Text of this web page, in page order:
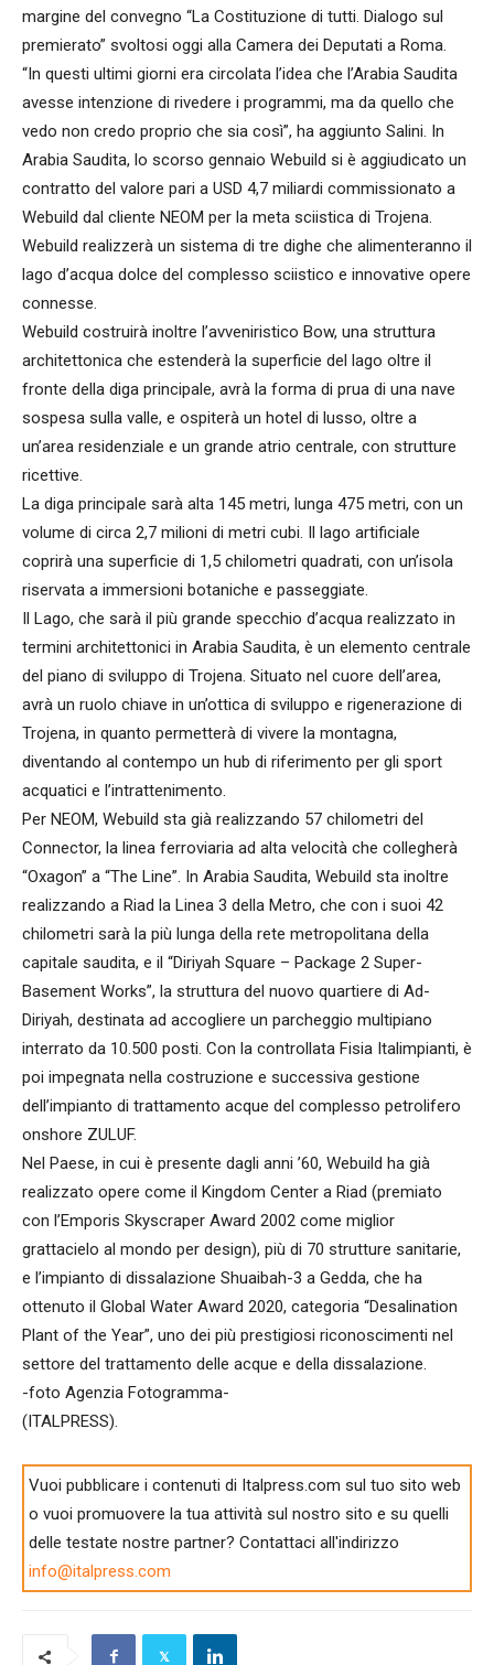
margine del convegno “La Costituzione di tutti. Dialogo sul
premierato” svoltosi oggi alla Camera dei Deputati a Roma.
“In questi ultimi giorni era circolata l’idea che l’Arabia Saudita
avesse intenzione di rivedere i programmi, ma da quello che
vedo non credo proprio che sia così”, ha aggiunto Salini. In
Arabia Saudita, lo scorso gennaio Webuild si è aggiudicato un
contratto del valore pari a USD 4,7 miliardi commissionato a
Webuild dal cliente NEOM per la meta sciistica di Trojena.
Webuild realizzerà un sistema di tre dighe che alimenteranno il
lago d’acqua dolce del complesso sciistico e innovative opere
connesse.
Webuild costruirà inoltre l’avveniristico Bow, una struttura
architettonica che estenderà la superficie del lago oltre il
fronte della diga principale, avrà la forma di prua di una nave
sospesa sulla valle, e ospiterà un hotel di lusso, oltre a
un’area residenziale e un grande atrio centrale, con strutture
ricettive.
La diga principale sarà alta 145 metri, lunga 475 metri, con un
volume di circa 2,7 milioni di metri cubi. Il lago artificiale
coprirà una superficie di 1,5 chilometri quadrati, con un’isola
riservata a immersioni botaniche e passeggiate.
Il Lago, che sarà il più grande specchio d’acqua realizzato in
termini architettonici in Arabia Saudita, è un elemento centrale
del piano di sviluppo di Trojena. Situato nel cuore dell’area,
avrà un ruolo chiave in un’ottica di sviluppo e rigenerazione di
Trojena, in quanto permetterà di vivere la montagna,
diventando al contempo un hub di riferimento per gli sport
acquatici e l’intrattenimento.
Per NEOM, Webuild sta già realizzando 57 chilometri del
Connector, la linea ferroviaria ad alta velocità che collegherà
“Oxagon” a “The Line”. In Arabia Saudita, Webuild sta inoltre
realizzando a Riad la Linea 3 della Metro, che con i suoi 42
chilometri sarà la più lunga della rete metropolitana della
capitale saudita, e il “Diriyah Square – Package 2 Super-
Basement Works”, la struttura del nuovo quartiere di Ad-
Diriyah, destinata ad accogliere un parcheggio multipiano
interrato da 10.500 posti. Con la controllata Fisia Italimpianti, è
poi impegnata nella costruzione e successiva gestione
dell’impianto di trattamento acque del complesso petrolifero
onshore ZULUF.
Nel Paese, in cui è presente dagli anni ’60, Webuild ha già
realizzato opere come il Kingdom Center a Riad (premiato
con l’Emporis Skyscraper Award 2002 come miglior
grattacielo al mondo per design), più di 70 strutture sanitarie,
e l’impianto di dissalazione Shuaibah-3 a Gedda, che ha
ottenuto il Global Water Award 2020, categoria “Desalination
Plant of the Year”, uno dei più prestigiosi riconoscimenti nel
settore del trattamento delle acque e della dissalazione.
-foto Agenzia Fotogramma-
(ITALPRESS).
Vuoi pubblicare i contenuti di Italpress.com sul tuo sito web
o vuoi promuovere la tua attività sul nostro sito e su quelli
delle testate nostre partner? Contattaci all'indirizzo
info@italpress.com